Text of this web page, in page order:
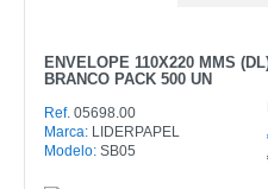
ENVELOPE 110X220 MMS
BRANCO PACK 500 UN
Ref. 05698.00
Marca: LIDERPAPEL
Modelo: SB05